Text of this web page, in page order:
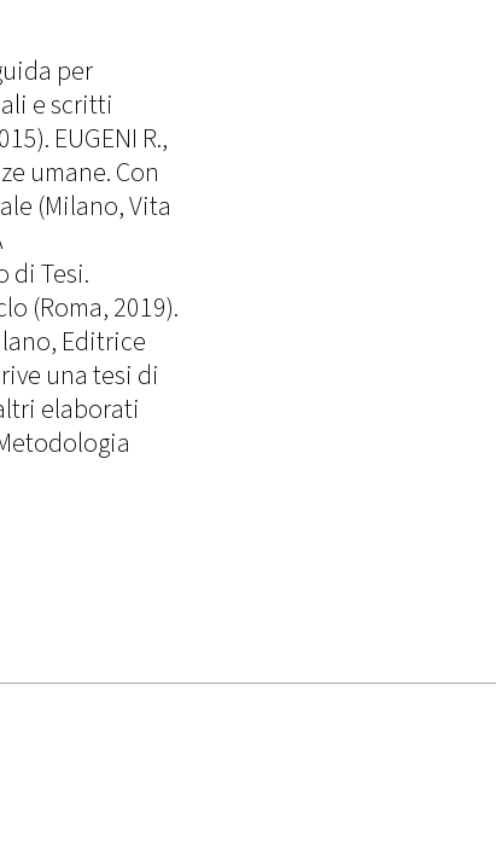
per
e scritti
EUGENI R.,
umane. Con
(Milano, Vita
di Tesi.
(Roma, 2019).
Editrice
una tesi di
elaborati